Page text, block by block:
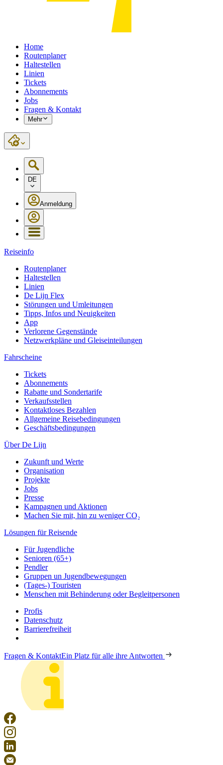
Home
Routenplaner
Haltestellen
Linien
Tickets
Abonnements
Jobs
Fragen & Kontakt
Mehr
DE
Anmeldung
Reiseinfo
Routenplaner
Haltestellen
Linien
De Lijn Flex
Störungen und Umleitungen
Tipps, Infos und Neuigkeiten
App
Verlorene Gegenstände
Netzwerkpläne und Gleiseinteilungen
Fahrscheine
Tickets
Abonnements
Rabatte und Sondertarife
Verkaufsstellen
Kontaktloses Bezahlen
Allgemeine Reisebedingungen
Geschäftsbedingungen
Über De Lijn
Zukunft und Werte
Organisation
Projekte
Jobs
Presse
Kampagnen und Aktionen
Machen Sie mit, hin zu weniger CO₂
Lösungen für Reisende
Für Jugendliche
Senioren (65+)
Pendler
Gruppen un Jugendbewegungen
(Tages-) Touristen
Menschen mit Behinderung oder Begleitpersonen
Profis
Datenschutz
Barrierefreiheit
Fragen & KontaktEin Platz für alle ihre Antworten